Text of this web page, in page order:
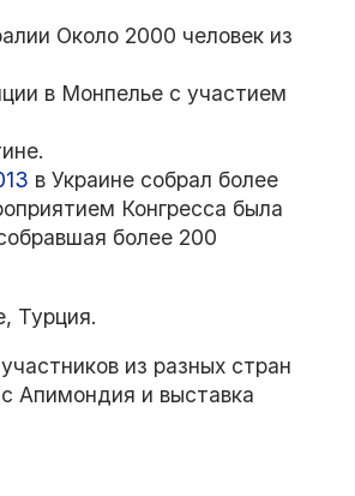
Около 2000 человек из
в Монпелье с участием
в Украине собрал более
Конгресса была
более 200
Турция.
из разных стран
Апимондия и выставка